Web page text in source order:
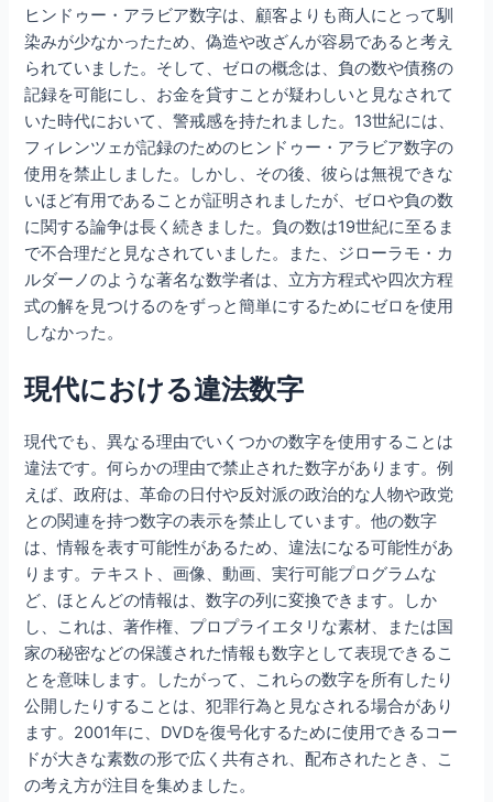
ヒンドゥー・アラビア数字は、顧客よりも商人にとって馴
染みが少なかったため、偽造や改ざんが容易であると考え
られていました。そして、ゼロの概念は、負の数や債務の
記録を可能にし、お金を貸すことが疑わしいと見なされて
いた時代において、警戒感を持たれました。13世紀には、
フィレンツェが記録のためのヒンドゥー・アラビア数字の
使用を禁止しました。しかし、その後、彼らは無視できな
いほど有用であることが証明されましたが、ゼロや負の数
に関する論争は長く続きました。負の数は19世紀に至るま
で不合理だと見なされていました。また、ジローラモ・カ
ルダーノのような著名な数学者は、立方方程式や四次方程
式の解を見つけるのをずっと簡単にするためにゼロを使用
しなかった。
現代における違法数字
現代でも、異なる理由でいくつかの数字を使用することは
違法です。何らかの理由で禁止された数字があります。例
えば、政府は、革命の日付や反対派の政治的な人物や政党
との関連を持つ数字の表示を禁止しています。他の数字
は、情報を表す可能性があるため、違法になる可能性があ
ります。テキスト、画像、動画、実行可能プログラムな
ど、ほとんどの情報は、数字の列に変換できます。しか
し、これは、著作権、プロプライエタリな素材、または国
家の秘密などの保護された情報も数字として表現できるこ
とを意味します。したがって、これらの数字を所有したり
公開したりすることは、犯罪行為と見なされる場合があり
ます。2001年に、DVDを復号化するために使用できるコー
ドが大きな素数の形で広く共有され、配布されたとき、こ
の考え方が注目を集めました。